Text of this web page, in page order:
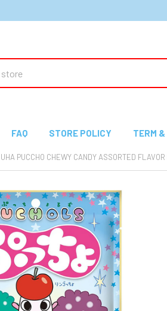
FAQ STORE POLICY TERM &
UHA PUCCHO CHEWY CANDY ASSORTED